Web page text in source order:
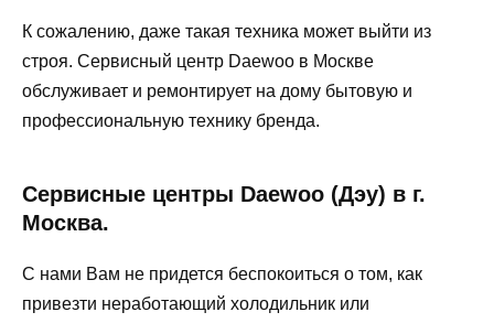
К сожалению, даже такая техника может выйти из
строя. Сервисный центр Daewoo в Москве
обслуживает и ремонтирует на дому бытовую и
профессиональную технику бренда.
Сервисные центры Daewoo (Дэу) в г.
Москва.
С нами Вам не придется беспокоиться о том, как
привезти неработающий холодильник или